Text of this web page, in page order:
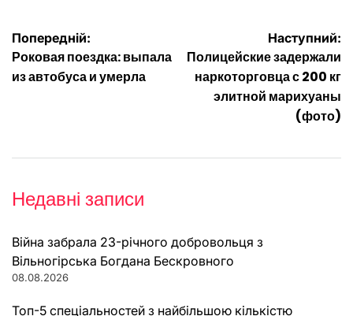
Навігація
записів
Попередній:
Роковая поездка: выпала
из автобуса и умерла
Наступний:
Полицейские задержали
наркоторговца с 200 кг
элитной марихуаны
(фото)
Недавні записи
Війна забрала 23-річного добровольця з
Вільногірська Богдана Бескровного
08.08.2026
Топ-5 спеціальностей з найбільшою кількістю